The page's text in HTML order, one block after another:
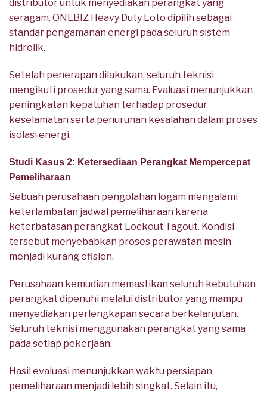
distributor untuk menyediakan perangkat yang
seragam. ONEBIZ Heavy Duty Loto dipilih sebagai
standar pengamanan energi pada seluruh sistem
hidrolik.
Setelah penerapan dilakukan, seluruh teknisi
mengikuti prosedur yang sama. Evaluasi menunjukkan
peningkatan kepatuhan terhadap prosedur
keselamatan serta penurunan kesalahan dalam proses
isolasi energi.
Studi Kasus 2: Ketersediaan Perangkat Mempercepat
Pemeliharaan
Sebuah perusahaan pengolahan logam mengalami
keterlambatan jadwal pemeliharaan karena
keterbatasan perangkat Lockout Tagout. Kondisi
tersebut menyebabkan proses perawatan mesin
menjadi kurang efisien.
Perusahaan kemudian memastikan seluruh kebutuhan
perangkat dipenuhi melalui distributor yang mampu
menyediakan perlengkapan secara berkelanjutan.
Seluruh teknisi menggunakan perangkat yang sama
pada setiap pekerjaan.
Hasil evaluasi menunjukkan waktu persiapan
pemeliharaan menjadi lebih singkat. Selain itu,